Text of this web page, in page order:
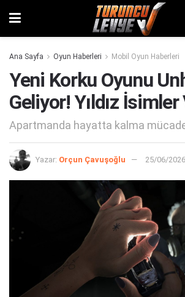
Ana Sayfa Oyun Haberleri Mobil Oyun Haberleri
Yeni Korku Oyunu
Geliyor! Yıldız İsimler
Apartmanda hayatta kalma
Yazar: Orçun Çavuşoğlu 25/06/